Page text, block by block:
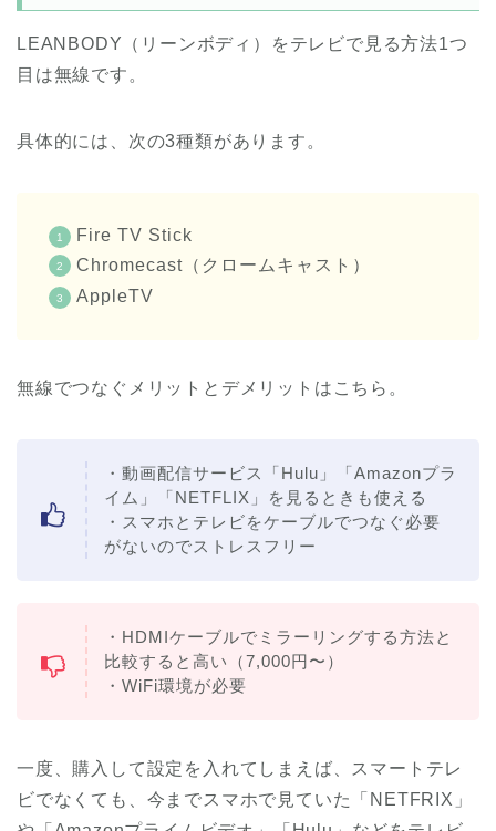
LEANBODY（リーンボディ）をテレビで見る方法1つ
目は無線です。
具体的には、次の3種類があります。
Fire TV Stick
Chromecast（クロームキャスト）
AppleTV
無線でつなぐメリットとデメリットはこちら。
・動画配信サービス「Hulu」「Amazonプラ
イム」「NETFLIX」を見るときも使える
・スマホとテレビをケーブルでつなぐ必要
がないのでストレスフリー
・HDMIケーブルでミラーリングする方法と
比較すると高い（7,000円〜）
・WiFi環境が必要
一度、購入して設定を入れてしまえば、スマートテレ
ビでなくても、今までスマホで見ていた「NETFRIX」